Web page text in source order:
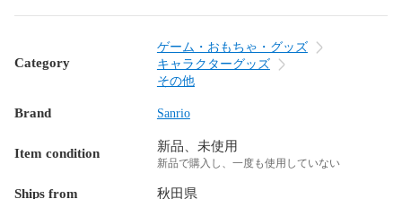
Category
ゲーム・おもちゃ・グッズ
キャラクターグッズ
その他
Brand Sanrio
Item condition 新品、未使用
新品で購入し、一度も使用していない
Ships from 秋田県